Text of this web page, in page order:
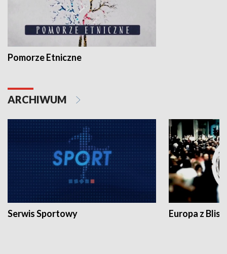
Pomorze Etniczne
ARCHIWUM
Serwis Sportowy Europa z